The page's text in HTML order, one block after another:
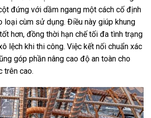
đứng với dầm ngang một cách cố định
loại cùm sử dụng. Điều này giúp khung
hơn, đồng thời hạn chế tối đa tình trạng
lệch khi thi công. Việc kết nối chuẩn xác
góp phần nâng cao độ an toàn cho
trên cao.